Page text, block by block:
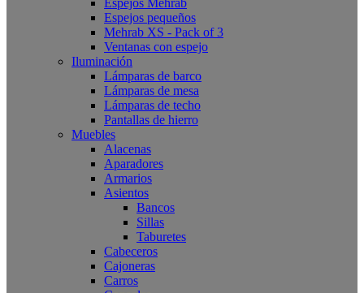
Espejos Mehrab
Espejos pequeños
Mehrab XS - Pack of 3
Ventanas con espejo
Iluminación
Lámparas de barco
Lámparas de mesa
Lámparas de techo
Pantallas de hierro
Muebles
Alacenas
Aparadores
Armarios
Asientos
Bancos
Sillas
Taburetes
Cabeceros
Cajoneras
Carros